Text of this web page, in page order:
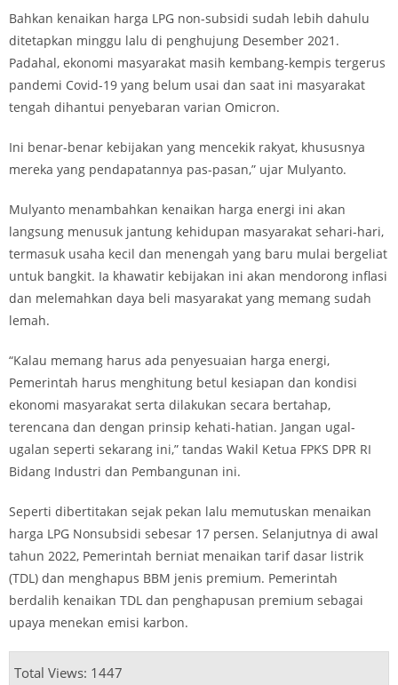
Bahkan kenaikan harga LPG non-subsidi sudah lebih dahulu
ditetapkan minggu lalu di penghujung Desember 2021.
Padahal, ekonomi masyarakat masih kembang-kempis tergerus
pandemi Covid-19 yang belum usai dan saat ini masyarakat
tengah dihantui penyebaran varian Omicron.
Ini benar-benar kebijakan yang mencekik rakyat, khususnya
mereka yang pendapatannya pas-pasan,” ujar Mulyanto.
Mulyanto menambahkan kenaikan harga energi ini akan
langsung menusuk jantung kehidupan masyarakat sehari-hari,
termasuk usaha kecil dan menengah yang baru mulai bergeliat
untuk bangkit. Ia khawatir kebijakan ini akan mendorong inflasi
dan melemahkan daya beli masyarakat yang memang sudah
lemah.
“Kalau memang harus ada penyesuaian harga energi,
Pemerintah harus menghitung betul kesiapan dan kondisi
ekonomi masyarakat serta dilakukan secara bertahap,
terencana dan dengan prinsip kehati-hatian. Jangan ugal-
ugalan seperti sekarang ini,” tandas Wakil Ketua FPKS DPR RI
Bidang Industri dan Pembangunan ini.
Seperti dibertitakan sejak pekan lalu memutuskan menaikan
harga LPG Nonsubsidi sebesar 17 persen. Selanjutnya di awal
tahun 2022, Pemerintah berniat menaikan tarif dasar listrik
(TDL) dan menghapus BBM jenis premium. Pemerintah
berdalih kenaikan TDL dan penghapusan premium sebagai
upaya menekan emisi karbon.
Total Views: 1447